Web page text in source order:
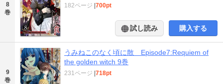
8
巻
182ページ |700pt
試し読み 購入する
9
巻
うみねこのなく頃に散 Episode7:Requiem of
the golden witch 9巻
231ページ |718pt